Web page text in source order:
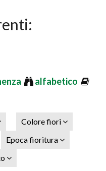
alfabetico
Colore fiori
Epoca fioritura